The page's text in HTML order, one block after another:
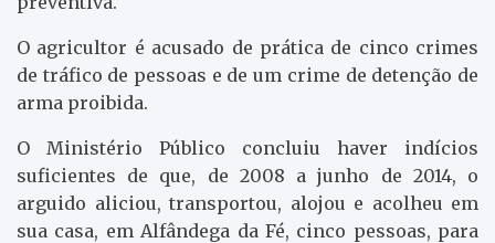
O agricultor é acusado de prática de cinco crimes
de tráfico de pessoas e de um crime de detenção de
arma proibida.
O Ministério Público concluiu haver indícios
suficientes de que, de 2008 a junho de 2014, o
arguido aliciou, transportou, alojou e acolheu em
sua casa, em Alfândega da Fé, cinco pessoas, para